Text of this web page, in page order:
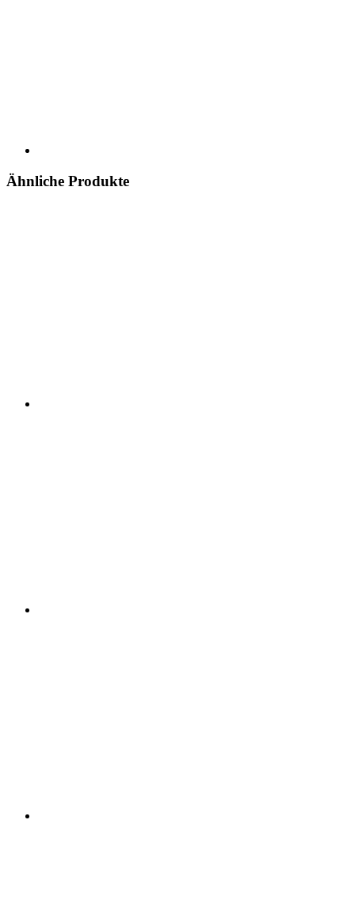
Ähnliche Produkte